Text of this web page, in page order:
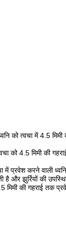
को त्वचा में 4.5
को 4.5 मिमी की
में प्रवेश करने वाली
और झुर्रियों की
मिमी की गहराई तक